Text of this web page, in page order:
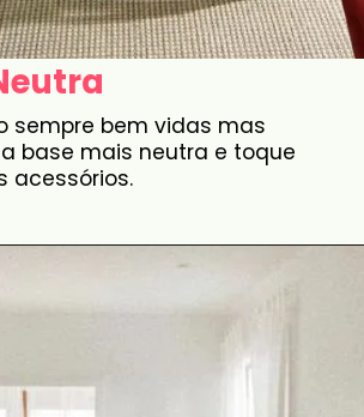
sempre bem vidas mas
base mais neutra e toque
acessórios.